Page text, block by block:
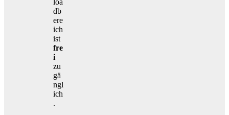
db
ere
ich
ist
fre
i
zu
gä
ngl
ich
.